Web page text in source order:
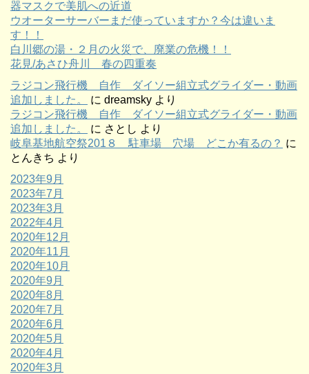
器マスクで美肌への近道
ウオーターサーバーまだ使っていますか？今は違いま
す！！
白川郷の湯・２月の火災で、廃業の危機！！
花見/あさひ舟川 春の四重奏
ラジコン飛行機 自作 ダイソー組立式グライダー・動画
追加しました。
に dreamsky より
ラジコン飛行機 自作 ダイソー組立式グライダー・動画
追加しました。
に さとし より
岐阜基地航空祭201８ 駐車場 穴場 どこか有るの？ に
とんきち より
2023年9月
2023年7月
2023年3月
2022年4月
2020年12月
2020年11月
2020年10月
2020年9月
2020年8月
2020年7月
2020年6月
2020年5月
2020年4月
2020年3月